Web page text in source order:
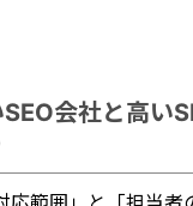
会社と高い